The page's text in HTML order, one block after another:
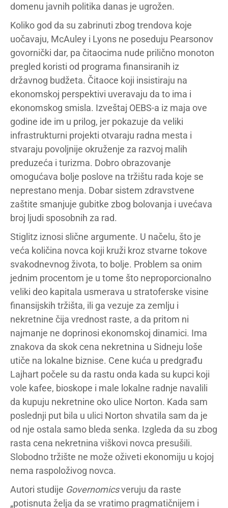
domenu javnih politika danas je ugrožen.
Koliko god da su zabrinuti zbog trendova koje
uočavaju, McAuley i Lyons ne poseduju Pearsonov
govornički dar, pa čitaocima nude prilično monoton
pregled koristi od programa finansiranih iz
državnog budžeta. Čitaoce koji insistiraju na
ekonomskoj perspektivi uveravaju da to ima i
ekonomskog smisla. Izveštaj OEBS-a iz maja ove
godine ide im u prilog, jer pokazuje da veliki
infrastrukturni projekti otvaraju radna mesta i
stvaraju povoljnije okruženje za razvoj malih
preduzeća i turizma. Dobro obrazovanje
omogućava bolje poslove na tržištu rada koje se
neprestano menja. Dobar sistem zdravstvene
zaštite smanjuje gubitke zbog bolovanja i uvećava
broj ljudi sposobnih za rad.
Stiglitz iznosi slične argumente. U načelu, što je
veća količina novca koji kruži kroz stvarne tokove
svakodnevnog života, to bolje. Problem sa onim
jednim procentom je u tome što neproporcionalno
veliki deo kapitala usmerava u stratoferske visine
finansijskih tržišta, ili ga vezuje za zemlju i
nekretnine čija vrednost raste, a da pritom ni
najmanje ne doprinosi ekonomskoj dinamici. Ima
znakova da skok cena nekretnina u Sidneju loše
utiče na lokalne biznise. Cene kuća u predgrađu
Lajhart počele su da rastu onda kada su kupci koji
vole kafee, bioskope i male lokalne radnje navalili
da kupuju nekretnine oko ulice Norton. Kada sam
poslednji put bila u ulici Norton shvatila sam da je
od nje ostala samo bleda senka. Izgleda da su zbog
rasta cena nekretnina viškovi novca presušili.
Slobodno tržište ne može oživeti ekonomiju u kojoj
nema raspoloživog novca.
Autori studije Governomicsveruju da raste
„potisnuta želja da se vratimo pragmatičnijem i